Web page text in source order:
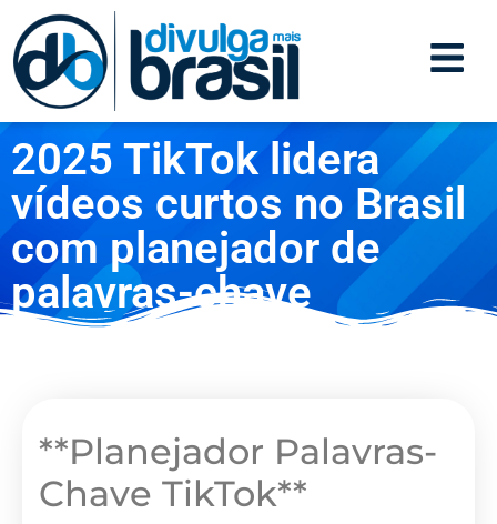
2025 TikTok lidera
vídeos curtos no Brasil
com planejador de
palavras-chave
**Planejador Palavras-
Chave TikTok**